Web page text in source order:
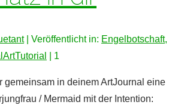
| Veröffentlicht in: Engelbotschaft,
1
gemeinsam in deinem ArtJournal eine
/ Mermaid mit der Intention: